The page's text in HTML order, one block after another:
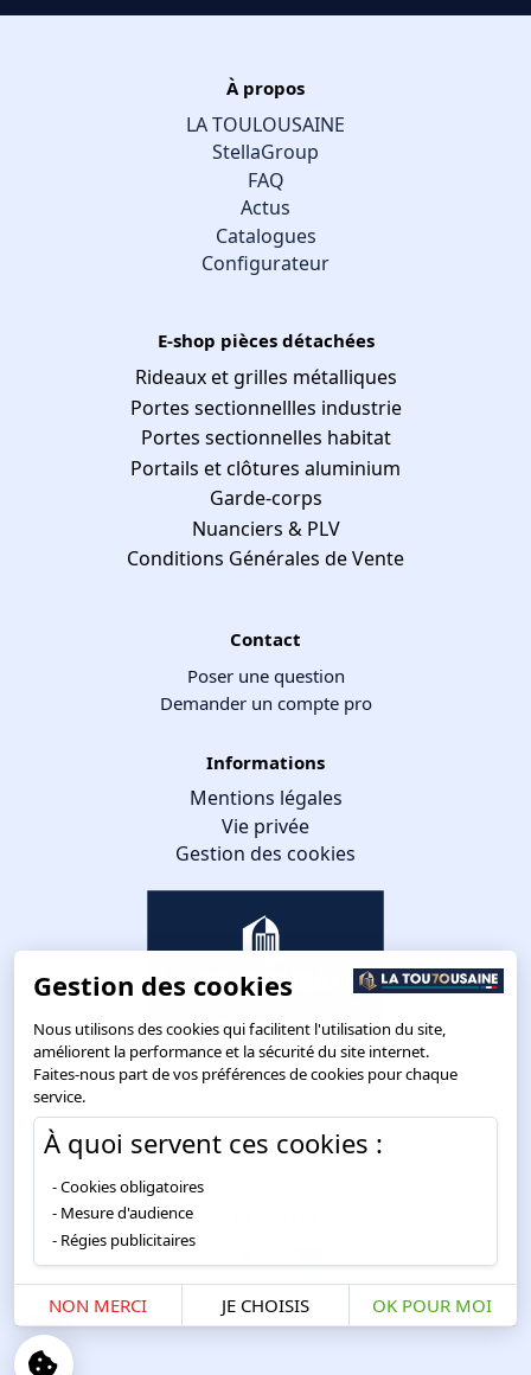
À propos
LA TOULOUSAINE
StellaGroup
FAQ
Actus
Catalogues
Configurateur
E-shop pièces détachées
Rideaux et grilles métalliques
Portes sectionnellles industrie
Portes sectionnelles habitat
Portails et clôtures aluminium
Garde-corps
Nuanciers & PLV
Conditions Générales de Vente
Contact
Poser une question
Demander un compte pro
Informations
Mentions légales
Vie privée
Gestion des cookies
Route de Toulouse
31676 LABÈGE CEDEX
Gestion des cookies
Nous utilisons des cookies qui facilitent l'utilisation du site,
améliorent la performance et la sécurité du site internet.
Faites-nous part de vos préférences de cookies pour chaque
service.
À quoi servent ces cookies :
Cookies obligatoires
Mesure d'audience
Régies publicitaires
NON MERCI JE CHOISIS OK POUR MOI